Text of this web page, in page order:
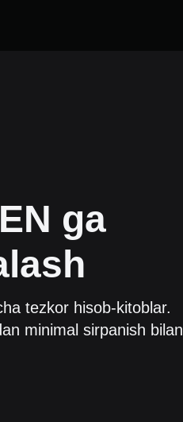
ga
tezkor hisob-kitoblar.
minimal sirpanish bilan